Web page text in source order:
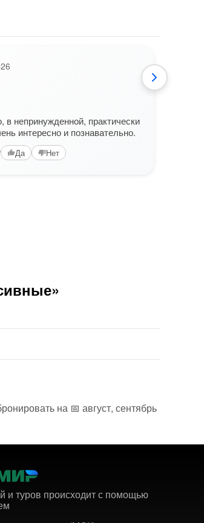
непринужденной, практически
интересно и познавательно.
Да Нет
на 📅 август, сентябрь
и туров происходит с помощью